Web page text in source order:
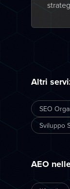
Altri
SEO
Sviluppo
AEO